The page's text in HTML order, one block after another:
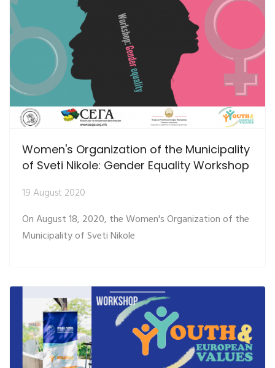
Women's Organization of the Municipality
of Sveti Nikole: Gender Equality Workshop
19 August 2020
On August 18, 2020, the Women's Organization of the
Municipality of Sveti Nikole